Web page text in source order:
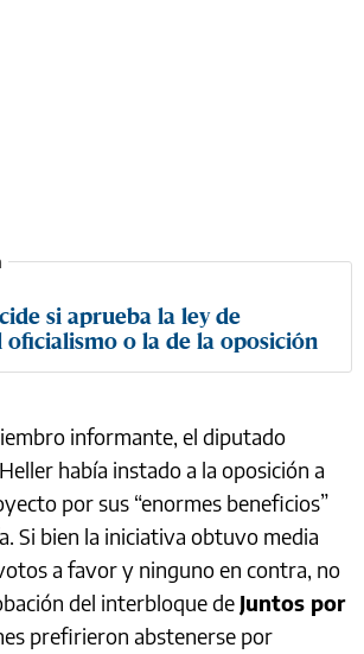
si aprueba la ley de
o la de la oposición
informante, el diputado
había instado a la oposición a
por sus “enormes beneficios”
Si bien la iniciativa obtuvo media
a favor y ninguno en contra, no
del interbloque de Juntos por
prefirieron abstenerse por